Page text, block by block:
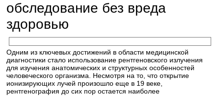
обследование без вреда
здоровью
Одним из ключевых достижений в области медицинской
диагностики стало использование рентгеновского излучения
для изучения анатомических и структурных особенностей
человеческого организма. Несмотря на то, что открытие
ионизирующих лучей произошло еще в 19 веке,
рентгенография до сих пор остается наиболее